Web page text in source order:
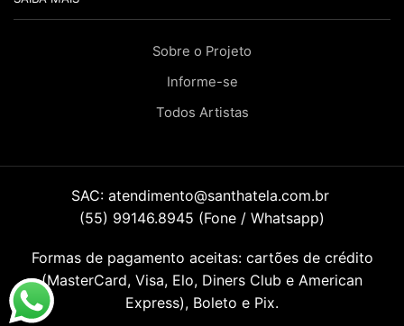
Sobre o Projeto
Informe-se
Todos Artistas
SAC: atendimento@santhatela.com.br
(55) 99146.8945 (Fone / Whatsapp)
Formas de pagamento aceitas: cartões de crédito
(MasterCard, Visa, Elo, Diners Club e American
Express), Boleto e Pix.